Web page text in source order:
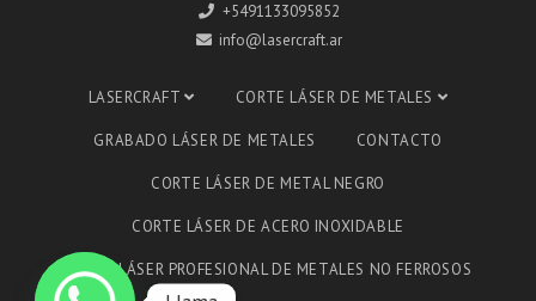
+5491133095852
info@lasercraft.ar
LASERCRAFT CORTE LÁSER DE METALES
GRABADO LÁSER DE METALES CONTACTO
CORTE LÁSER DE METAL NEGRO
CORTE LÁSER DE ACERO INOXIDABLE
CORTE LÁSER PROFESIONAL DE METALES NO FERROSOS